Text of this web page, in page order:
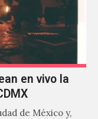
en vivo la
de México y,